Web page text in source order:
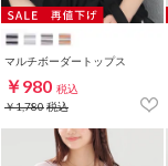
マルチボーダートップス
￥980 税込
￥1,780税込